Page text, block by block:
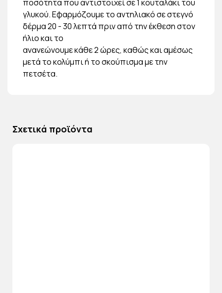
ποσότητα που αντιστοιχεί σε 1 κουταλάκι του
γλυκού. Εφαρμόζουμε το αντηλιακό σε στεγνό
δέρμα 20 - 30 λεπτά πριν από την έκθεση στον
ήλιο και το
ανανεώνουμε κάθε 2 ώρες, καθώς και αμέσως
μετά το κολύμπι ή το σκούπισμα με την
πετσέτα.
Σχετικά προϊόντα